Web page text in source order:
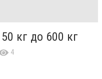
кг до 600 кг
4